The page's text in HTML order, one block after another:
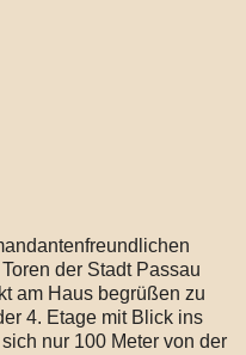
der Stadt Passau
am Haus begrüßen zu
4. Etage mit Blick ins
nur 100 Meter von der